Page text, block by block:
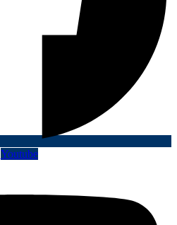
Youtube